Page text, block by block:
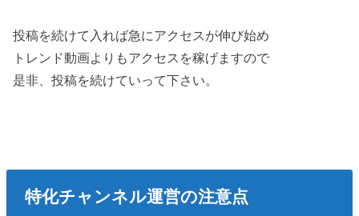
投稿を続けて入れば急にアクセスが伸び始め
トレンド動画よりもアクセスを稼げますので
是非、投稿を続けていって下さい。
特化チャンネル運営の注意点